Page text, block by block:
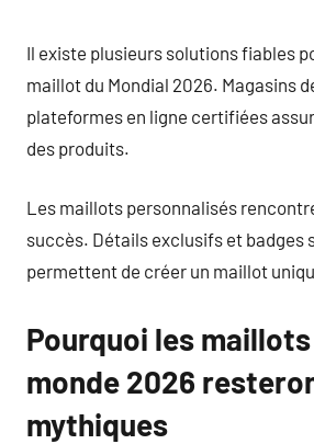
Il existe plusieurs solutions fiables
maillot du Mondial 2026. Magasins
plateformes en ligne certifiées
des produits.
Les maillots personnalisés
succès. Détails exclusifs et badges
permettent de créer un maillot
Pourquoi les
monde 2026
mythiques